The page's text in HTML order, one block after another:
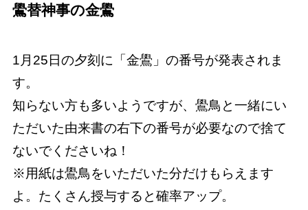
鷽替神事の金鷽
1月25日の夕刻に「金鷽」の番号が発表されま
す。
知らない方も多いようですが、鷽鳥と一緒にい
ただいた由来書の右下の番号が必要なので捨て
ないでくださいね！
※用紙は鷽鳥をいただいた分だけもらえます
よ。たくさん授与すると確率アップ。